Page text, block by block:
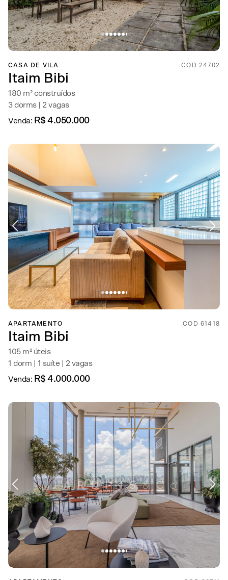
CASA DE VILA COD 24702
Itaim Bibi
180 m² construídos
3 dorms | 2 vagas
Venda: R$ 4.050.000
APARTAMENTO COD 61418
Itaim Bibi
105 m² úteis
1 dorm | 1 suíte | 2 vagas
Venda: R$ 4.000.000